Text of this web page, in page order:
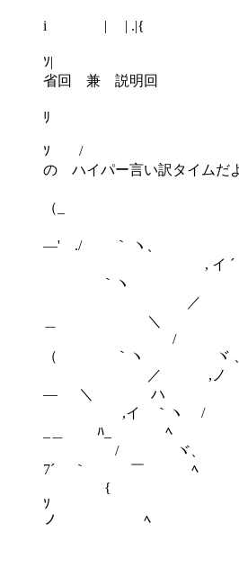
ﾉ|
i | | .|{
彡ゝ‐ -
ｿ| 今日は
省回 兼 説明回
} |:::::::
ﾘ
|
ｿ / ……と
の ハイパー言い訳タイムだ
i ゝn｀
（_
| ｀ヽ
―' ./ ｀ ヽ、
, イ ´
｀ヽ
／
＿ ＼
（ ｀ヽ ヾ
／ ,ノ
― ＼ ハ
,イ ｀
_＿ ﾊ_ ﾍ
/
7´ ｀ ￣ ﾍ
{
ｿ ゝ＿
ノ ﾍ